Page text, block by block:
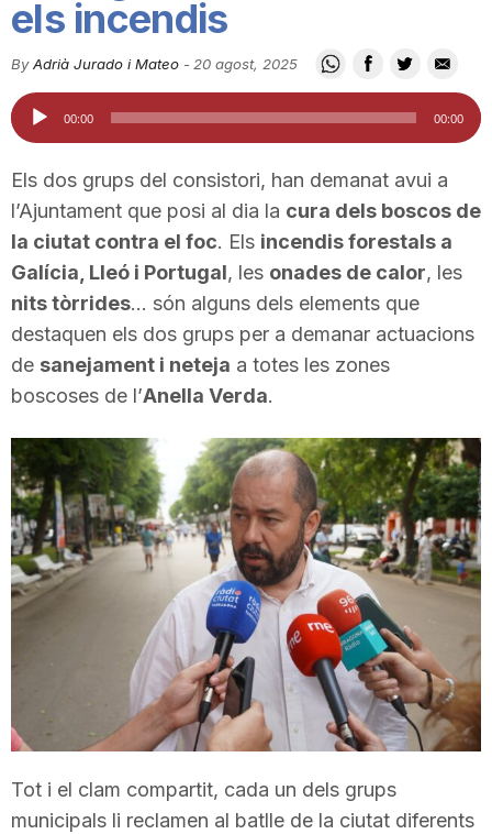
u
a
t
d
e
T
a
a
els incendis
By Adrià Jurado i Mateo - 20 agost, 2025
Reproductor
d'àudio
00:00 00:00
Els dos grups del consistori, han demanat avui a
l’Ajuntament que posi al dia la cura dels boscos de
la ciutat contra el foc. Els incendis forestals a
Galícia, Lleó i Portugal, les onades de calor, les
nits tòrrides… són alguns dels elements que
destaquen els dos grups per a demanar actuacions
de sanejament i neteja a totes les zones
boscoses de l’Anella Verda.
Tot i el clam compartit, cada un dels grups
municipals li reclamen al batlle de la ciutat diferents